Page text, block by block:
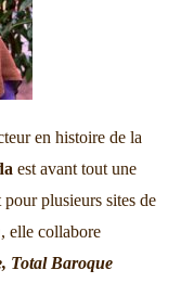
en histoire de la
est avant tout une
plusieurs sites de
, elle collabore
Total Baroque